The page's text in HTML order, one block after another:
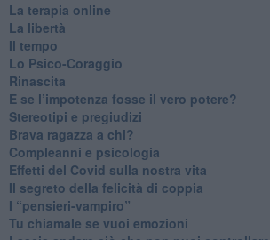
La terapia online
La libertà
​Il tempo
​Lo Psico-Coraggio
Rinascita
​E se l’impotenza fosse il vero potere?
Stereotipi e pregiudizi
​Brava ragazza a chi?
​Compleanni e psicologia
Effetti del Covid sulla nostra vita
Il segreto della felicità di coppia
​I “pensieri-vampiro”
​Tu chiamale se vuoi emozioni